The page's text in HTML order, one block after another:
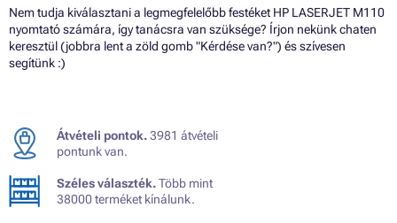
Nem tudja kiválasztani a legmegfelelőbb festéket HP LASERJET M110
nyomtató számára, így tanácsra van szüksége? Írjon nekünk chaten
keresztül (jobbra lent a zöld gomb "Kérdése van?") és szívesen
segítünk :)
Átvételi pontok.3981 átvételi
pontunk van.
Széles választék.Több mint
38000 terméket kínálunk.